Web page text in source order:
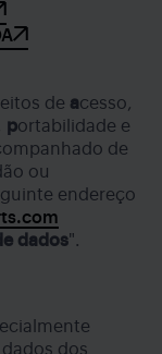
de acesso,
portabilidade e
de
ou
endereço
dados".
dos